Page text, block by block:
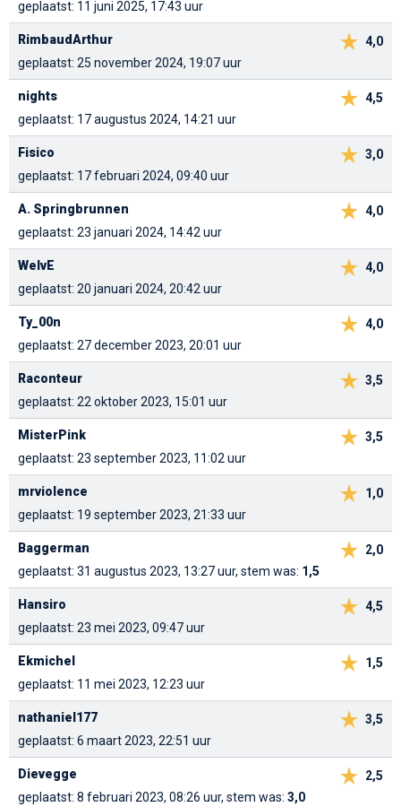
geplaatst: 11 juni 2025, 17:43 uur
4,0
RimbaudArthur
geplaatst: 25 november 2024, 19:07 uur
4,5
nights
geplaatst: 17 augustus 2024, 14:21 uur
3,0
Fisico
geplaatst: 17 februari 2024, 09:40 uur
4,0
A. Springbrunnen
geplaatst: 23 januari 2024, 14:42 uur
4,0
WelvE
geplaatst: 20 januari 2024, 20:42 uur
4,0
Ty_00n
geplaatst: 27 december 2023, 20:01 uur
3,5
Raconteur
geplaatst: 22 oktober 2023, 15:01 uur
3,5
MisterPink
geplaatst: 23 september 2023, 11:02 uur
1,0
mrviolence
geplaatst: 19 september 2023, 21:33 uur
2,0
Baggerman
geplaatst: 31 augustus 2023, 13:27 uur, stem was: 1,5
4,5
Hansiro
geplaatst: 23 mei 2023, 09:47 uur
1,5
Ekmichel
geplaatst: 11 mei 2023, 12:23 uur
3,5
nathaniel177
geplaatst: 6 maart 2023, 22:51 uur
2,5
Dievegge
geplaatst: 8 februari 2023, 08:26 uur, stem was: 3,0